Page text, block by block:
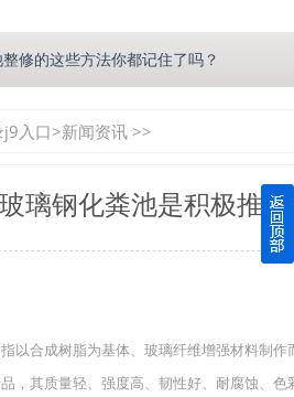
修的这些方法你都记住了吗？
逐渐取代传统玻璃钢化粪池的这几点原因
池的这些基础知识你都记住了吗？
粪池时可能遇到这些难题
入口>新闻资讯 >>
玻璃钢化粪池是积极推
以合成树脂为基体、玻璃纤维增强材料制
，其质量轻、强度高、韧性好、耐腐蚀、